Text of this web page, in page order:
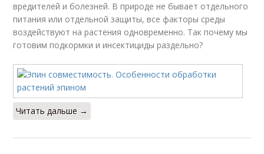
вредителей и болезней. В природе не бывает отдельного
питания или отдельной защиты, все факторы среды
воздействуют на растения одновременно. Так почему мы
готовим подкормки и инсектициды раздельно?
Читать дальше →